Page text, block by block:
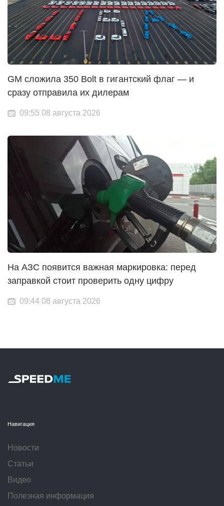
GM сложила 350 Bolt в гигантский флаг — и
сразу отправила их дилерам
09:55 08 августа 2026
На АЗС появится важная маркировка: перед
заправкой стоит проверить одну цифру
09:44 08 августа 2026
Навигация
Новости
Статьи
Видео
Полезная информация